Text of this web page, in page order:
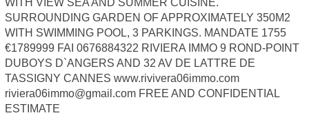
SURROUNDING GARDEN OF APPROXIMATELY 350M2
WITH SWIMMING POOL, 3 PARKINGS. MANDATE 1755
€1789999 FAI 0676884322 RIVIERA IMMO 9 ROND-POINT
DUBOYS D`ANGERS AND 32 AV DE LATTRE DE
TASSIGNY CANNES www.rivivera06immo.com
riviera06immo@gmail.com FREE AND CONFIDENTIAL
ESTIMATE